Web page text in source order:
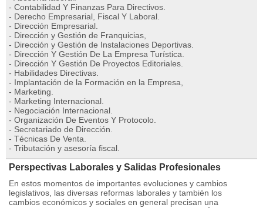
- Contabilidad Y Finanzas Para Directivos.
- Derecho Empresarial, Fiscal Y Laboral.
- Dirección Empresarial.
- Dirección y Gestión de Franquicias,
- Dirección y Gestión de Instalaciones Deportivas.
- Dirección Y Gestión De La Empresa Turística.
- Dirección Y Gestión De Proyectos Editoriales.
- Habilidades Directivas.
- Implantación de la Formación en la Empresa,
- Marketing.
- Marketing Internacional.
- Negociación Internacional.
- Organización De Eventos Y Protocolo.
- Secretariado de Dirección.
- Técnicas De Venta.
- Tributación y asesoría fiscal.
Perspectivas Laborales y Salidas Profesionales
En estos momentos de importantes evoluciones y cambios
legislativos, las diversas reformas laborales y también los
cambios económicos y sociales en general precisan una